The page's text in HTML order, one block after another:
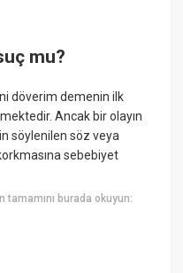
mu?
döverim demenin ilk
Ancak bir olayın
söylenilen söz veya
sebebiyet
tamamını burada okuyun: